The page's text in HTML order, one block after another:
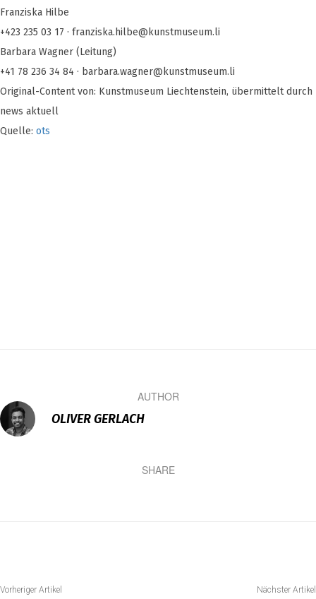
Franziska Hilbe
+423 235 03 17 · franziska.hilbe@kunstmuseum.li
Barbara Wagner (Leitung)
+41 78 236 34 84 · barbara.wagner@kunstmuseum.li
Original-Content von: Kunstmuseum Liechtenstein, übermittelt durch
news aktuell
Quelle: ots
AUTHOR
OLIVER GERLACH
SHARE
Vorheriger Artikel
Nächster Artikel